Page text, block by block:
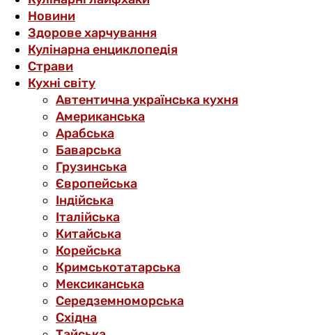
Новини
Здорове харчування
Кулінарна енциклопедія
Страви
Кухні світу
Автентична українська кухня
Американська
Арабська
Баварська
Грузинська
Європейська
Індійська
Італійська
Китайська
Корейська
Кримськотатарська
Мексиканська
Середземноморська
Східна